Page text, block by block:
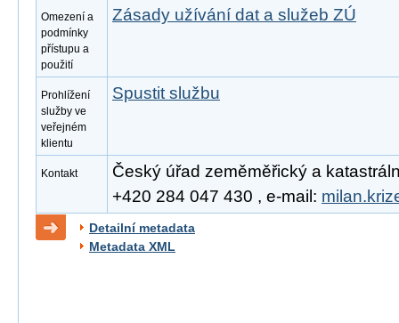
Omezení a
podmínky
přístupu a
použití
Zásady užívání dat a služeb ZÚ
Prohlížení
služby ve
veřejném
klientu
Spustit službu
Kontakt
Český úřad zeměměřický a
+420 284 047 430 , e-mail:
Detailní metadata
Metadata XML